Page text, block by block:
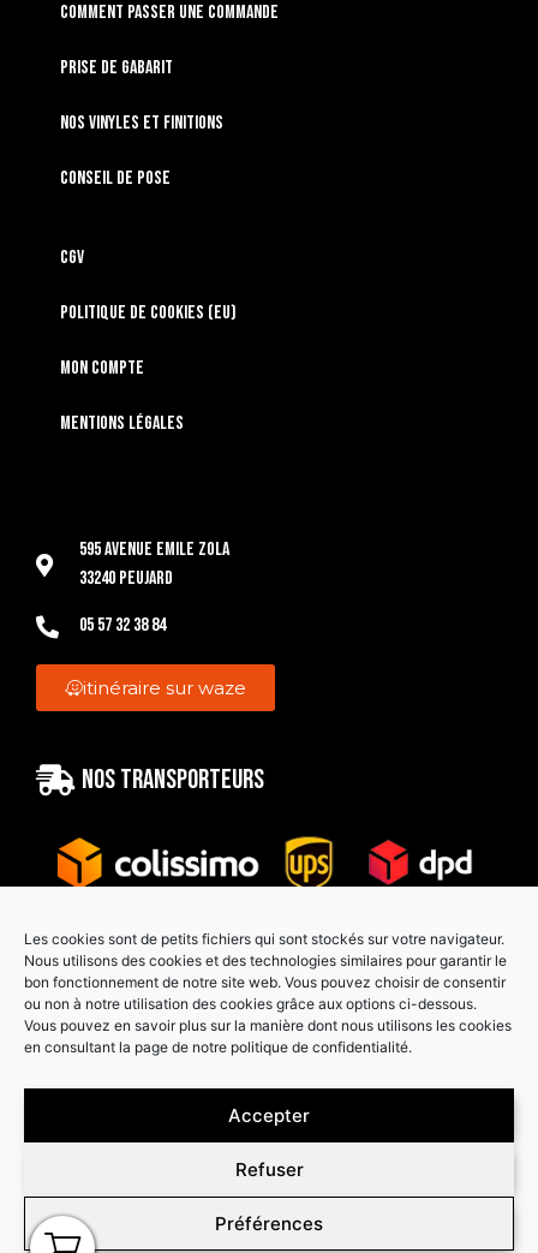
Les cookies sont de petits fichiers qui sont stockés sur votre navigateur.
Nous utilisons des cookies et des technologies similaires pour garantir le
bon fonctionnement de notre site web. Vous pouvez choisir de consentir
ou non à notre utilisation des cookies grâce aux options ci-dessous.
Vous pouvez en savoir plus sur la manière dont nous utilisons les cookies
en consultant la page de notre politique de confidentialité.
Accepter
Refuser
Préférences
Comment passer une commande
Prise de gabarit
Nos vinyles et finitions
Conseil de pose
CGV
Politique de cookies (EU)
Mon compte
Mentions légales
595 Avenue Emile Zola
33240 Peujard
05 57 32 38 84
itinéraire sur waze
Nos transporteurs
Paiement sécurisé